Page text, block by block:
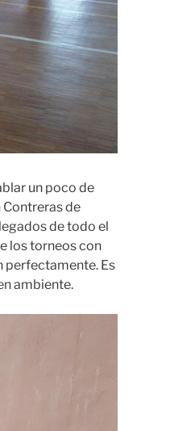
un poco de
Contreras de
de todo el
los torneos con
perfectamente. Es
ambiente.